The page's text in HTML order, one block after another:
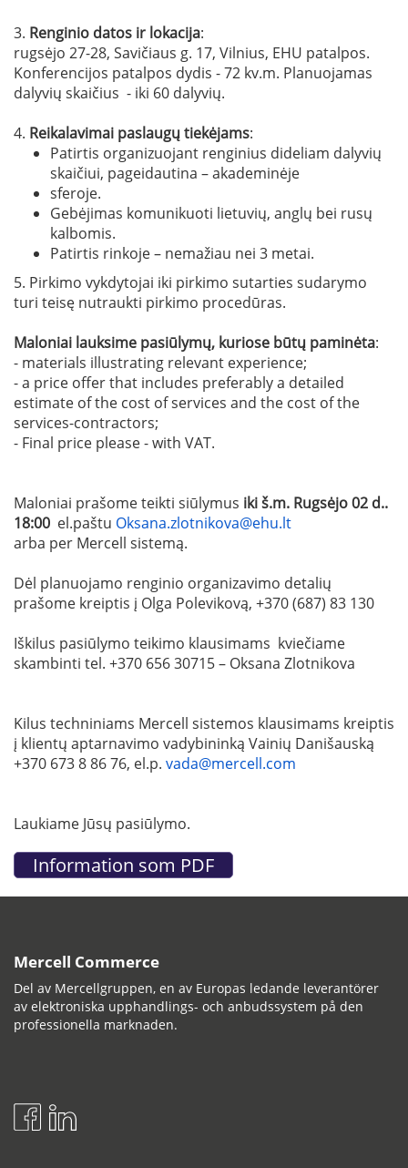
3. Renginio datos ir lokacija:
rugsėjo 27-28, Savičiaus g. 17, Vilnius, EHU patalpos.
Konferencijos patalpos dydis - 72 kv.m. Planuojamas
dalyvių skaičius - iki 60 dalyvių.
4. Reikalavimai paslaugų tiekėjams:
Patirtis organizuojant renginius dideliam dalyvių
skaičiui, pageidautina – akademinėje
sferoje.
Gebėjimas komunikuoti lietuvių, anglų bei rusų
kalbomis.
Patirtis rinkoje – nemažiau nei 3 metai.
5. Pirkimo vykdytojai iki pirkimo sutarties sudarymo
turi teisę nutraukti pirkimo procedūras.
Maloniai lauksime pasiūlymų, kuriose būtų paminėta:
- materials illustrating relevant experience;
- a price offer that includes preferably a detailed
estimate of the cost of services and the cost of the
services-contractors;
- Final price please - with VAT.
Maloniai prašome teikti siūlymus iki š.m. Rugsėjo 02 d..
18:00 el.paštu Oksana.zlotnikova@ehu.lt
arba per Mercell sistemą.
Dėl planuojamo renginio organizavimo detalių
prašome kreiptis į Olga Polevikovą, +370 (687) 83 130
Iškilus pasiūlymo teikimo klausimams kviečiame
skambinti tel. +370 656 30715 – Oksana Zlotnikova
Kilus techniniams Mercell sistemos klausimams kreiptis
į klientų aptarnavimo vadybininką Vainių Danišauską
+370 673 8 86 76, el.p. vada@mercell.com
Laukiame Jūsų pasiūlymo.
Mercell Commerce
Del av Mercellgruppen, en av Europas ledande leverantörer
av elektroniska upphandlings- och anbudssystem på den
professionella marknaden.